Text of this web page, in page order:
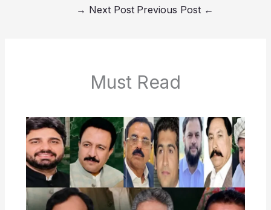
←
Next Post
→
Must Read